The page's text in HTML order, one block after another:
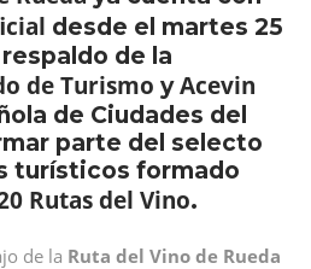
desde el martes 25
de la
de Turismo yAcevin
de Ciudades del
parte del selecto
turísticos formado
Rutas del Vino.
de la Ruta del Vino de Rueda